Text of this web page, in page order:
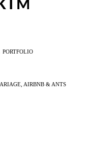
PORTFOLIO
AIRBNB & ANTS